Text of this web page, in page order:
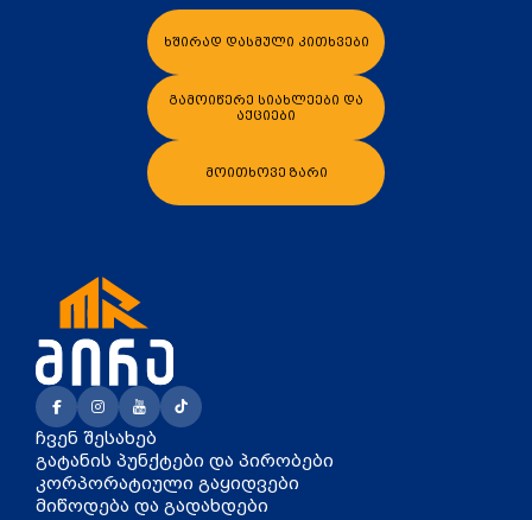
კალათაში დამატება კალათაში დამატება
ხშირად დასმული კითხვები
გამოიწერე სიახლეები და
აქციები
მოითხოვე ზარი
ჩვენ შესახებ
გატანის პუნქტები და პირობები
კორპორატიული გაყიდვები
მიწოდება და გადახდები